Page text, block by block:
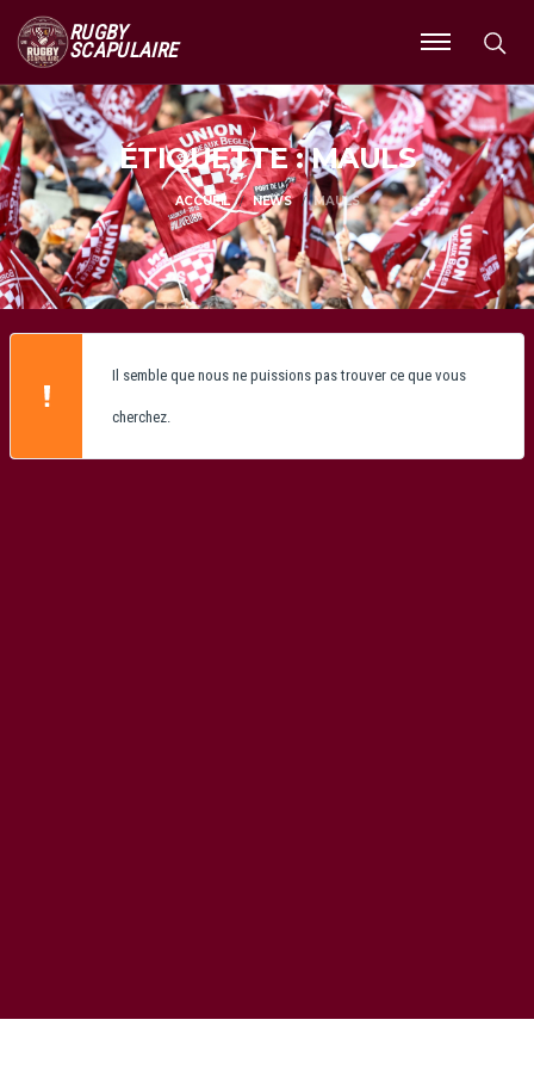
RUGBY
SCAPULAIRE
Ouvrir
le
menu
ÉTIQUETTE : MAULS
ACCUEIL NEWS MAULS
Il semble que nous ne puissions pas trouver ce que vous
cherchez.